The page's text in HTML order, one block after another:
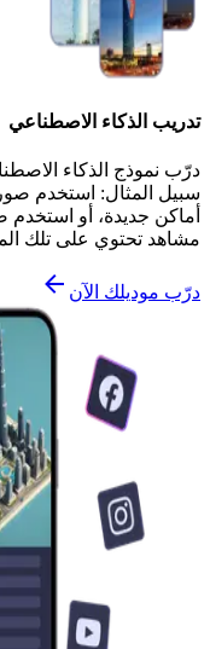
تدريب الذكاء الاصطناعي
درّب نموذج الذكاء
سبيل المثال: استخدم
أماكن جديدة، أو استخدم
مشاهد تحتوي على تلك
درّب موديلك الآن